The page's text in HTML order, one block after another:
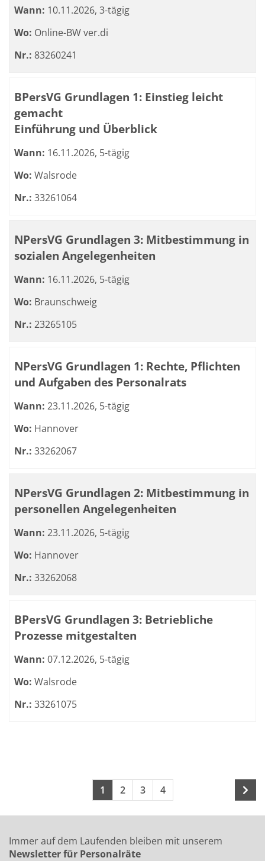
Wann: 10.11.2026, 3-tägig
Wo: Online-BW ver.di
Nr.: 83260241
BPersVG Grundlagen 1: Einstieg leicht
gemacht
Einführung und Überblick
Wann: 16.11.2026, 5-tägig
Wo: Walsrode
Nr.: 33261064
NPersVG Grundlagen 3: Mitbestimmung in
sozialen Angelegenheiten
Wann: 16.11.2026, 5-tägig
Wo: Braunschweig
Nr.: 23265105
NPersVG Grundlagen 1: Rechte, Pflichten
und Aufgaben des Personalrats
Wann: 23.11.2026, 5-tägig
Wo: Hannover
Nr.: 33262067
NPersVG Grundlagen 2: Mitbestimmung in
personellen Angelegenheiten
Wann: 23.11.2026, 5-tägig
Wo: Hannover
Nr.: 33262068
BPersVG Grundlagen 3: Betriebliche
Prozesse mitgestalten
Wann: 07.12.2026, 5-tägig
Wo: Walsrode
Nr.: 33261075
Seiten blättern
1 2 3 4
Immer auf dem Laufenden bleiben mit unserem
Newsletter für Personalräte